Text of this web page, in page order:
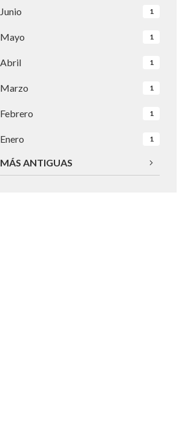
Junio 1
Mayo 1
Abril 1
Marzo 1
Febrero 1
Enero 1
MÁS ANTIGUAS